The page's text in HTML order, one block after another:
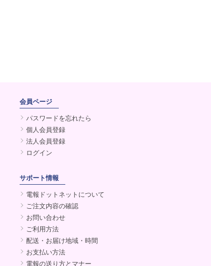
会員ページ
パスワードを忘れたら
個人会員登録
法人会員登録
ログイン
サポート情報
電報ドットネットについて
ご注文内容の確認
お問い合わせ
ご利用方法
配送・お届け地域・時間
お支払い方法
電報の送り方とマナー